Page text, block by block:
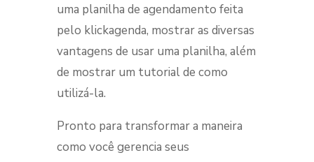
uma planilha de agendamento feita
pelo klickagenda, mostrar as diversas
vantagens de usar uma planilha, além
de mostrar um tutorial de como
utilizá-la.
Pronto para transformar a maneira
como você gerencia seus